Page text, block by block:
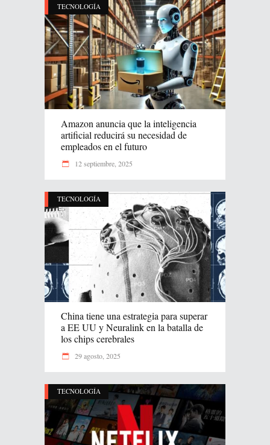
TECNOLOGÍA
Amazon anuncia que la inteligencia
artificial reducirá su necesidad de
empleados en el futuro
12 septiembre, 2025
TECNOLOGÍA
China tiene una estrategia para superar
a EE UU y Neuralink en la batalla de
los chips cerebrales
29 agosto, 2025
TECNOLOGÍA